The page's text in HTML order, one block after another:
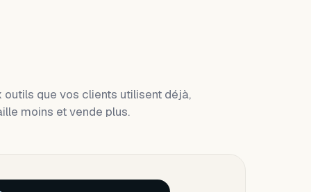
que vos clients utilisent déjà,
moins et vende plus.